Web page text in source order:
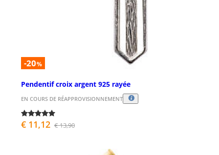
-20%
Pendentif croix argent 925 rayée
EN COURS DE RÉAPPROVISIONNEMENT
€ 11,12 € 13,90